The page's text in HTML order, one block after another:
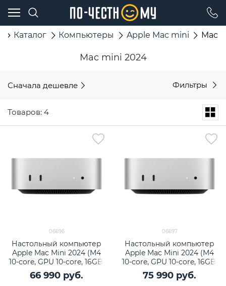
Каталог Компьютеры Apple Mac mini Mac
Mac mini 2024
Сначала дешевле Фильтры
Товаров: 4
06696
Настольный компьютер
Apple Mac Mini 2024 (M4
10-core, GPU 10-core, 16GB,
256GB SSD) MU9D3
66 990 руб.
06697
Настольный компьютер
Apple Mac Mini 2024 (M4
10-core, GPU 10-core, 16GB,
512GB SSD) MU9E3
75 990 руб.